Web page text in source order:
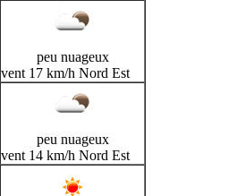
peu nuageux
vent 17 km/h Nord Est
peu nuageux
vent 14 km/h Nord Est